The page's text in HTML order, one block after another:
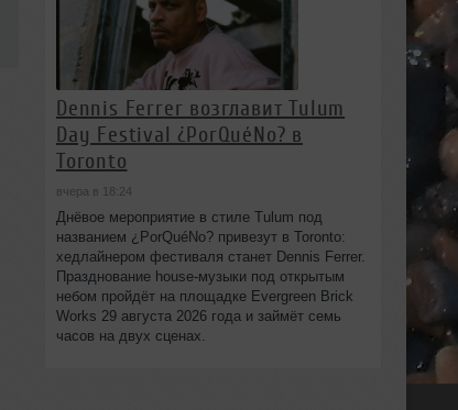
Dennis Ferrer возглавит Tulum
Day Festival ¿PorQuéNo? в
Toronto
вчера в 18:24
Днёвое мероприятие в стиле Tulum под
названием ¿PorQuéNo? привезут в Toronto:
хедлайнером фестиваля станет Dennis Ferrer.
Празднование house-музыки под открытым
небом пройдёт на площадке Evergreen Brick
Works 29 августа 2026 года и займёт семь
часов на двух сценах.